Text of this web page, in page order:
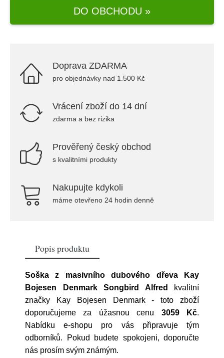
DO OBCHODU »
Doprava ZDARMA
pro objednávky nad 1.500 Kč
Vrácení zboží do 14 dní
zdarma a bez rizika
Prověřený český obchod
s kvalitními produkty
Nakupujte kdykoli
máme otevřeno 24 hodin denně
Popis produktu
Soška z masivního dubového dřeva Kay
Bojesen Denmark Songbird Alfred
kvalitní
značky
Kay Bojesen Denmark- toto zboží
doporučujeme za úžasnou cenu 3059 Kč.
Nabídku e-shopu pro vás připravuje tým
odborníků. Pokud budete spokojeni, doporučte
nás prosím svým známým.